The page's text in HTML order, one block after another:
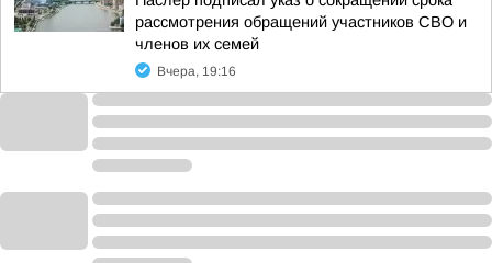
рассмотрения обращений участников СВО и
членов их семей
Вчера, 19:16